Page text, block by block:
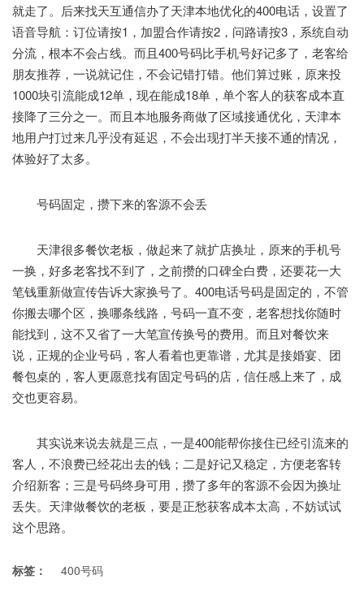
就走了。后来找天互通信办了天津本地优化的400电话，设置了
语音导航：订位请按1，加盟合作请按2，问路请按3，系统自动
分流，根本不会占线。而且400号码比手机号好记多了，老客给
朋友推荐，一说就记住，不会记错打错。他们算过账，原来投
1000块引流能成12单，现在能成18单，单个客人的获客成本直
接降了三分之一。而且本地服务商做了区域接通优化，天津本
地用户打过来几乎没有延迟，不会出现打半天接不通的情况，
体验好了太多。
号码固定，攒下来的客源不会丢
天津很多餐饮老板，做起来了就扩店换址，原来的手机号
一换，好多老客找不到了，之前攒的口碑全白费，还要花一大
笔钱重新做宣传告诉大家换号了。400电话号码是固定的，不管
你搬去哪个区，换哪条线路，号码一直不变，老客想找你随时
能找到，这不又省了一大笔宣传换号的费用。而且对餐饮来
说，正规的企业号码，客人看着也更靠谱，尤其是接婚宴、团
餐包桌的，客人更愿意找有固定号码的店，信任感上来了，成
交也更容易。
其实说来说去就是三点，一是400能帮你接住已经引流来的
客人，不浪费已经花出去的钱；二是好记又稳定，方便老客转
介绍新客；三是号码终身可用，攒了多年的客源不会因为换址
丢失。天津做餐饮的老板，要是正愁获客成本太高，不妨试试
这个思路。
标签： 400号码